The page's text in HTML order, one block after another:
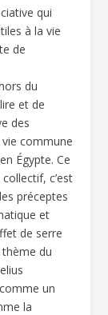
qui
à la vie
de
du
et de
des
commune
Égypte. Ce
c’est
préceptes
et
de serre
thème du
un
la